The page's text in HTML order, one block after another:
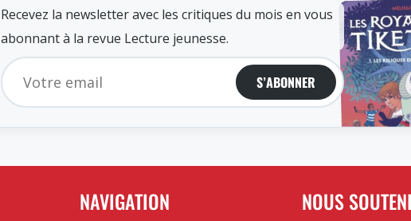
Recevez la newsletter avec les critiques du mois en vous
abonnant à la revue Lecture jeunesse.
S’ABONNER
NAVIGATION NOUS